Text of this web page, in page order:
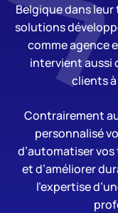
Belgique dans
solutions
comme agence
intervient aussi
clients
Contrairement
personnalisé
d’automatiser
et d’améliorer
l’expertise